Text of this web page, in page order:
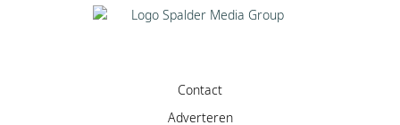
Contact
Adverteren